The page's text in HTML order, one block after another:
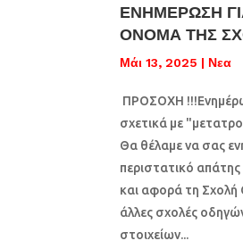
ΕΝΗΜΕΡΩΣΗ
ΟΝΟΜΑ ΤΗΣ
Μάι 13, 2025 | Νεα
ΠΡΟΣΟΧΗ
σχετικά με
Θα θέλαμε να σας
περιστατικό
και αφορά τη
άλλες σχολές
στοιχείων...